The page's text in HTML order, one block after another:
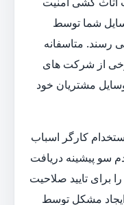
شما توسط
رسند. متاسفانه
از شرکت های
مشتریان خود
کارگر اسباب
پیشینه دریافت
برای تایید صلاحیت
ایجاد مشکل توسط